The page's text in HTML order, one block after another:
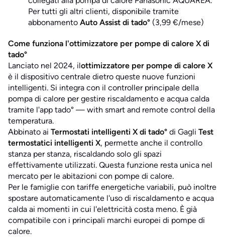
Per tutti gli altri clienti, disponibile tramite
abbonamento Auto Assist di tado° (3,99 €/mese)
Come funziona l'ottimizzatore per pompe di calore X di
tado°
Lanciato nel 2024, ilottimizzatore per pompe di calore X
è il dispositivo centrale dietro queste nuove funzioni
intelligenti. Si integra con il controller principale della
pompa di calore per gestire riscaldamento e acqua calda
tramite l'app tado° — with smart and remote control della
temperatura.
Abbinato ai Termostati intelligenti X di tado° di Gagli Test
termostatici intelligenti X, permette anche il controllo
stanza per stanza, riscaldando solo gli spazi
effettivamente utilizzati. Questa funzione resta unica nel
mercato per le abitazioni con pompe di calore.
Per le famiglie con tariffe energetiche variabili, può inoltre
spostare automaticamente l'uso di riscaldamento e acqua
calda ai momenti in cui l'elettricità costa meno. È già
compatibile con i principali marchi europei di pompe di
calore.